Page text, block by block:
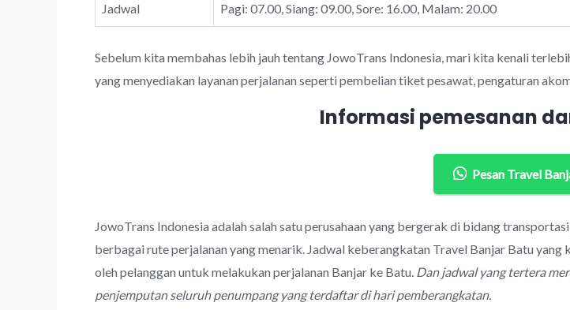
Jadwal Pagi: 07.00, Siang: 09.00, Sore: 16.00, Malam: 20.00
Sebelum kita membahas lebih jauh tentang JowoTrans Indonesia, mari kita kenali
yang menyediakan layanan perjalanan seperti pembelian tiket pesawat, pengaturan
Informasi pemesanan
Pesan Travel
JowoTrans Indonesia adalah salah satu perusahaan yang bergerak di bidang
berbagai rute perjalanan yang menarik. Jadwal keberangkatan Travel Banjar Batu
oleh pelanggan untuk melakukan perjalanan Banjar ke Batu. Dan jadwal yang tertera
penjemputan seluruh penumpang yang terdaftar di hari pemberangkatan.